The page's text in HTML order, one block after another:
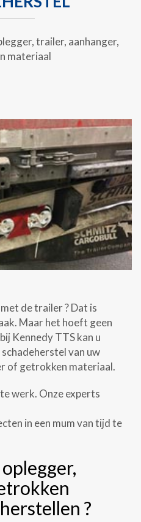
trailer, aanhanger,
materiaal
de trailer ? Dat is
Maar het hoeft geen
Kennedy TTS kan u
van uw
of getrokken materiaal.
werk. Onze experts
in een mum van tijd te
?